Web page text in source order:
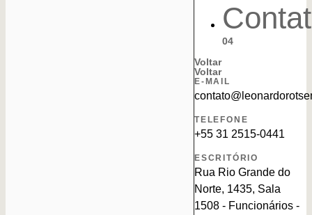
04
Voltar
Voltar
E-MAIL
TELEFONE
+55 31 2515-0441
ESCRITÓRIO
Rua Rio Grande do
Norte, 1435, Sala
1508 - Funcionários -